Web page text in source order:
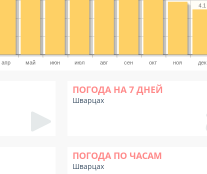
апр май июн июл авг сен окт ноя дек
4.1
ПОГОДА НА 7 ДНЕЙ
Шварцах
ПОГОДА ПО ЧАСАМ
Шварцах